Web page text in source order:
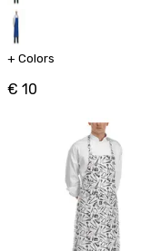
+ Colors
€ 10